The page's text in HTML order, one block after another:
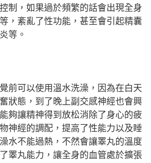
制，如果過於頻繁的話會出現全身
，紊亂了性功能，甚至會引起精囊
等。
前可以使用溫水洗澡，因為在白天
狀態，到了晚上副交感神經也會興
夠讓精神得到放松消除了身心的疲
神經的調配，提高了性能力以及睡
水不能過熱，不然會讓睪丸的溫度
睪丸能力，讓全身的血管處於擴張